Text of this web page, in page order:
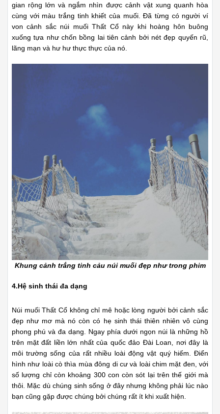
gian rộng lớn và ngắm nhìn được cảnh vật xung quanh hòa
cùng với màu trắng tinh khiết của muối. Đã từng có người ví
von cảnh sắc núi muối Thất Cổ này khi hoàng hôn buông
xuống tựa như chốn bồng lai tiên cảnh bởi nét đẹp quyến rũ,
lãng mạn và hư hư thực thực của nó.
Khung cảnh trắng tinh cảu núi muối đẹp như trong phim
4.Hệ sinh thái đa dạng
Núi muối Thất Cổ không chỉ mê hoặc lòng người bởi cảnh sắc
đẹp như mơ mà nó còn có hẹ sinh thái thiên nhiên vô cùng
phong phú và đa dạng. Ngay phía dưới ngọn núi là những hồ
trên mặt đất liền lớn nhất của quốc đảo Đài Loan, nơi đây là
môi trường sống của rất nhiều loài động vật quý hiếm. Điển
hình như loài cò thìa mùa đông di cư và loài chim mặt đen, với
số lượng chỉ còn khoảng 300 con còn sót lại trên thế giới mà
thôi. Mặc dù chúng sinh sống ở đây nhưng không phải lúc nào
bạn cũng gặp được chúng bởi chúng rất ít khi xuất hiện.